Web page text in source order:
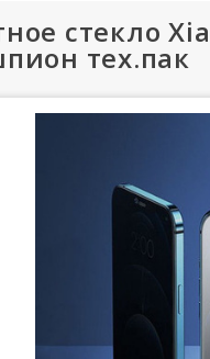
стекло
тех.пак